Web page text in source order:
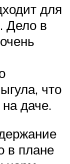
для
Дело в
что
даче.
в плане